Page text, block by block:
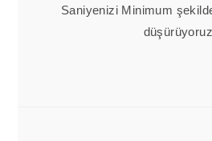
Saniyenizi Minimum